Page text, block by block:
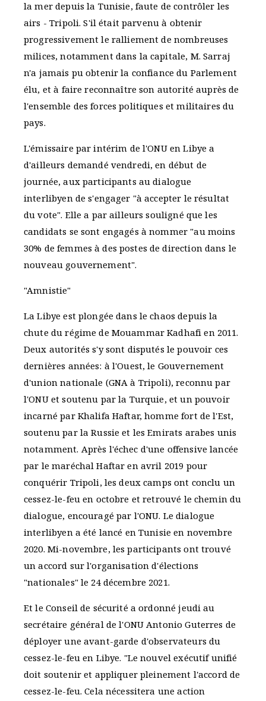
la mer depuis la Tunisie, faute de contrôler les
airs - Tripoli. S'il était parvenu à obtenir
progressivement le ralliement de nombreuses
milices, notamment dans la capitale, M. Sarraj
n'a jamais pu obtenir la confiance du Parlement
élu, et à faire reconnaître son autorité auprès de
l'ensemble des forces politiques et militaires du
pays.
L'émissaire par intérim de l'ONU en Libye a
d'ailleurs demandé vendredi, en début de
journée, aux participants au dialogue
interlibyen de s'engager "à accepter le résultat
du vote". Elle a par ailleurs souligné que les
candidats se sont engagés à nommer "au moins
30% de femmes à des postes de direction dans le
nouveau gouvernement".
"Amnistie"
La Libye est plongée dans le chaos depuis la
chute du régime de Mouammar Kadhafi en 2011.
Deux autorités s'y sont disputés le pouvoir ces
dernières années: à l'Ouest, le Gouvernement
d'union nationale (GNA à Tripoli), reconnu par
l'ONU et soutenu par la Turquie, et un pouvoir
incarné par Khalifa Haftar, homme fort de l'Est,
soutenu par la Russie et les Emirats arabes unis
notamment. Après l'échec d'une offensive lancée
par le maréchal Haftar en avril 2019 pour
conquérir Tripoli, les deux camps ont conclu un
cessez-le-feu en octobre et retrouvé le chemin du
dialogue, encouragé par l'ONU. Le dialogue
interlibyen a été lancé en Tunisie en novembre
2020. Mi-novembre, les participants ont trouvé
un accord sur l'organisation d'élections
"nationales" le 24 décembre 2021.
Et le Conseil de sécurité a ordonné jeudi au
secrétaire général de l'ONU Antonio Guterres de
déployer une avant-garde d'observateurs du
cessez-le-feu en Libye. "Le nouvel exécutif unifié
doit soutenir et appliquer pleinement l'accord de
cessez-le-feu. Cela nécessitera une action